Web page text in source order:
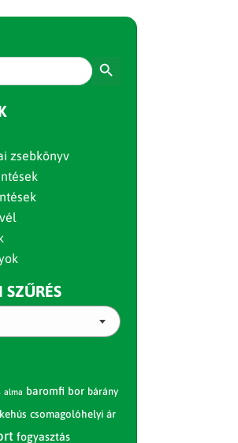
zsebkönyv
SZŰRÉS
alma baromfi bor bárány
csomagolóhelyi ár
fogyasztás